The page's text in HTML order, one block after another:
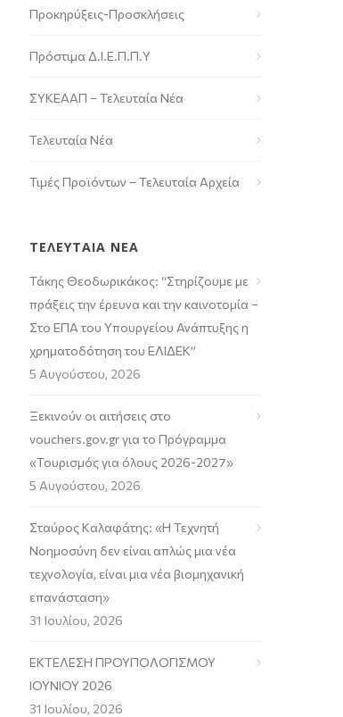
Προκηρύξεις-Προσκλήσεις
Πρόστιμα Δ.Ι.Ε.Π.Π.Υ
ΣΥΚΕΑΑΠ – Τελευταία Νέα
Τελευταία Νέα
Τιμές Προϊόντων – Τελευταία Αρχεία
ΤΕΛΕΥΤΑΙΑ ΝΕΑ
Τάκης Θεοδωρικάκος: “Στηρίζουμε με
πράξεις την έρευνα και την καινοτομία –
Στο ΕΠΑ του Υπουργείου Ανάπτυξης η
χρηματοδότηση του ΕΛΙΔΕΚ”
5 Αυγούστου, 2026
Ξεκινούν οι αιτήσεις στο
vouchers.gov.gr για το Πρόγραμμα
«Τουρισμός για όλους 2026-2027»
5 Αυγούστου, 2026
Σταύρος Καλαφάτης: «Η Τεχνητή
Νοημοσύνη δεν είναι απλώς μια νέα
τεχνολογία, είναι μια νέα βιομηχανική
επανάσταση»
31 Ιουλίου, 2026
ΕΚΤΕΛΕΣΗ ΠΡΟΥΠΟΛΟΓΙΣΜΟΥ
ΙΟΥΝΙΟΥ 2026
31 Ιουλίου, 2026